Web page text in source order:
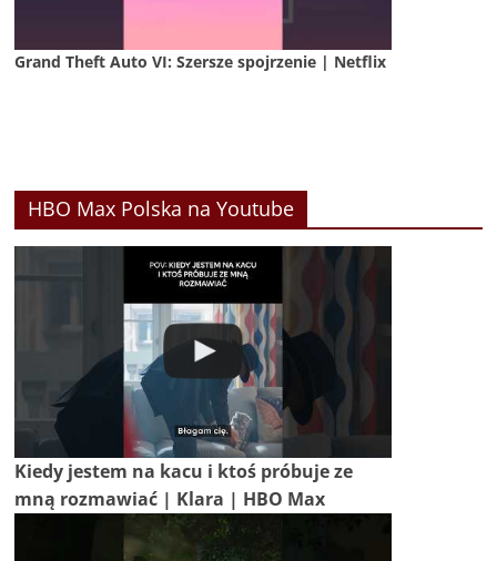
Grand Theft Auto VI: Szersze spojrzenie | Netflix
HBO Max Polska na Youtube
Kiedy jestem na kacu i ktoś próbuje ze
mną rozmawiać | Klara | HBO Max